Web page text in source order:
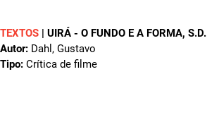
TEXTOS | UIRÁ - O FUNDO E A FORMA, S.D.
Autor: Dahl, Gustavo
Tipo: Crítica de filme